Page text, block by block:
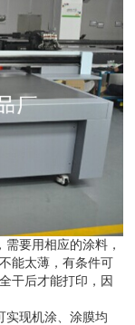
要用相应的涂料，
能太薄，有条件可
干后才能打印，因
实现机涂、涂膜均